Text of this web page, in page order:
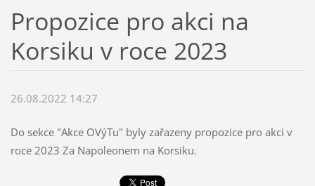
Propozice pro akci na
Korsiku v roce 2023
26.08.2022 14:27
Do sekce "Akce OVýTu" byly zařazeny propozice pro akci v
roce 2023 Za Napoleonem na Korsiku.